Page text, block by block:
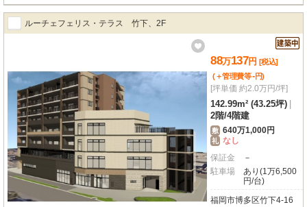
有、全保連株式会社、初回保証料100％（更新料 月額総賃料10％）※契約者
や条件によっては、内容が変更になる場合があります。
ルーチェフェリス・テラス 竹下、2F
88万137円 [税込]
(＋管理費等-円)
[坪単価 約2.0万円/坪]
142.99m² (43.25坪)
2階/4階建
敷 640万1,000円
礼 なし
保証金
－
駐車場
あり(1万6,500
円/台)
福岡市博多区竹下4-16